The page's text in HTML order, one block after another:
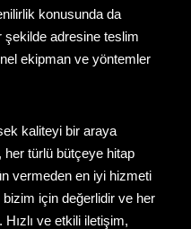
konusunda da
şekilde adresine teslim
ekipman ve yöntemler
kaliteyi bir araya
her türlü bütçeye hitap
vermeden en iyi hizmeti
bizim için değerlidir ve her
ve etkili iletişim,